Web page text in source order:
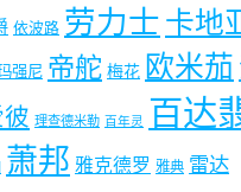
依波路 劳力士 卡地
强尼 帝舵 梅花 欧米茄
理查德米勒 百年灵 百达
萧邦 雅克德罗 雅典 雷达